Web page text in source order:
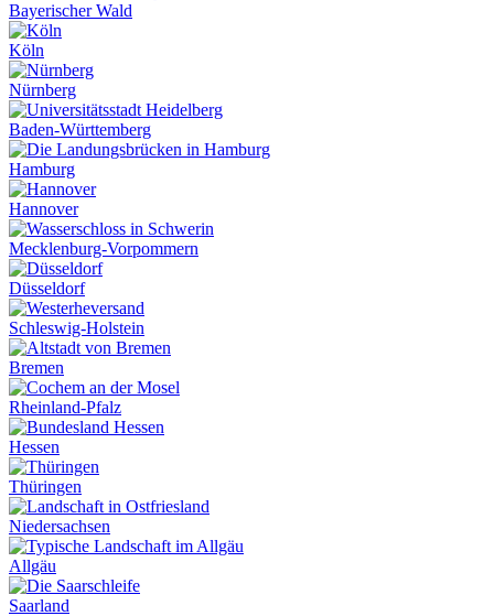
Bayerischer Wald
Köln
Nürnberg
Baden-Württemberg
Hamburg
Hannover
Mecklenburg-Vorpommern
Düsseldorf
Schleswig-Holstein
Bremen
Rheinland-Pfalz
Hessen
Thüringen
Niedersachsen
Allgäu
Saarland